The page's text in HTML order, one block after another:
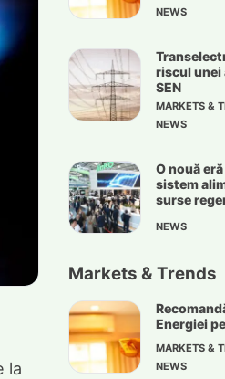
la
NEWS
riscul unei
SEN
MARKETS &
NEWS
O nouă
sistem
surse
NEWS
Markets & Trends
Energiei
MARKETS &
NEWS